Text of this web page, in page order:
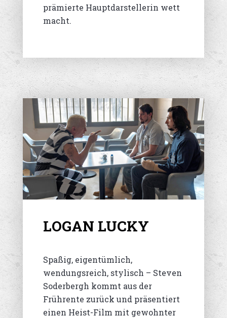
prämierte Hauptdarstellerin wett
macht.
LOGAN LUCKY
Spaßig, eigentümlich,
wendungsreich, stylisch – Steven
Soderbergh kommt aus der
Frührente zurück und präsentiert
einen Heist-Film mit gewohnter